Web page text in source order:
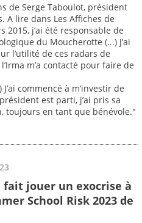
de Serge Taboulot, président
A lire dans Les Affiches de
2015, j’ai été responsable de
du Moucherotte (...) J’ai
l’utilité de ces radars de
m’a contacté pour faire de
commencé à m’investir de
est parti, j’ai pris sa
toujours en tant que bénévole."
fait jouer un exocrise à
School Risk 2023 de